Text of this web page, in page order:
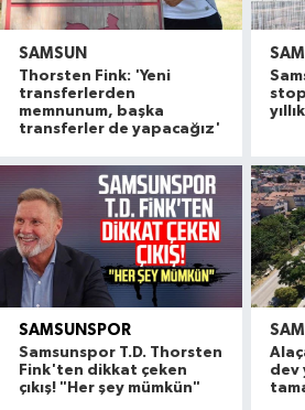
SAMSUN
Thorsten Fink: 'Yeni
transferlerden
memnunum, başka
transferler de yapacağız'
SAMSUNSPOR
Samsunspor T.D. Thorsten
Fink'ten dikkat çeken
çıkış! "Her şey mümkün"
dev
20:16 |Alaçam çileği reçel oldu:
19:06 |Hafif ticari araç ile
17:59 | Otomobille motosiklet